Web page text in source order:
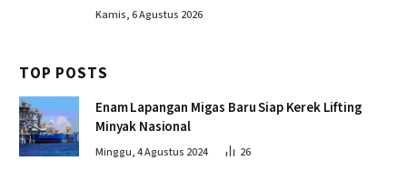
Kamis, 6 Agustus 2026
TOP POSTS
Enam Lapangan Migas Baru Siap Kerek Lifting
Minyak Nasional
Minggu, 4 Agustus 2024 26